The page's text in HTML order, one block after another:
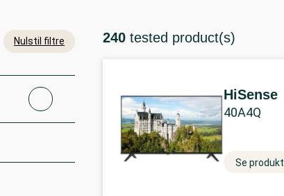
Nulstil filtre 240 tested product(s)
HiSense
40A4Q
Se produkt